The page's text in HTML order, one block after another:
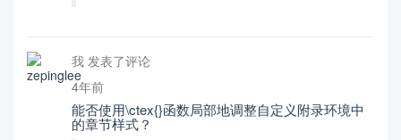
我 发表了评论
4年前
能否使用\ctex{}函数局部地调整自定义附录环境中
的章节样式？